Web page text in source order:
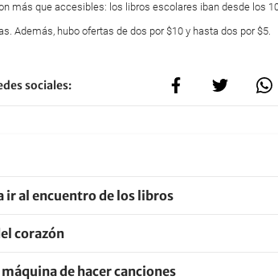
más que accesibles: los libros escolares iban desde los
Además, hubo ofertas de dos por $10 y hasta dos por $5.
sociales:
ir al encuentro de los libros
corazón
de hacer canciones